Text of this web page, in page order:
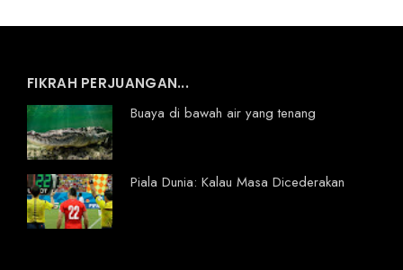
FIKRAH PERJUANGAN...
Buaya di bawah air yang tenang
Piala Dunia: Kalau Masa Dicederakan